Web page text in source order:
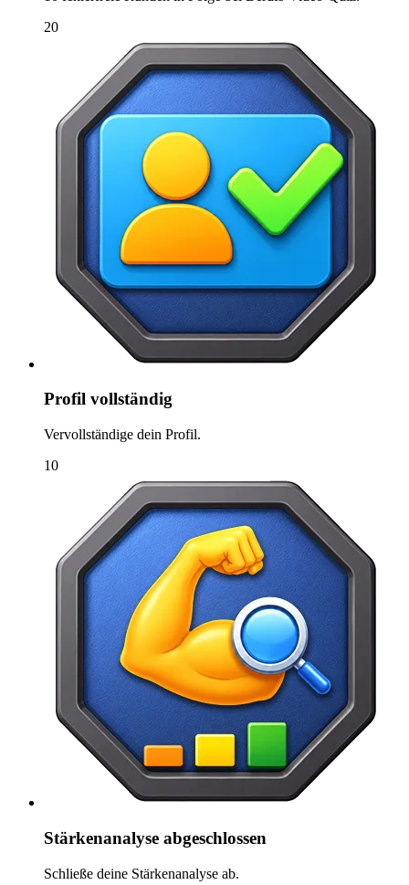
20
Profil vollständig
Vervollständige dein Profil.
10
Stärkenanalyse abgeschlossen
Schließe deine Stärkenanalyse ab.